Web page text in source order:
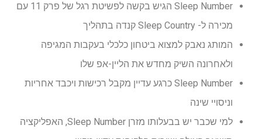
Sleep Number הגיש בקשה לפשיטת רגל של פרק 11 עם
מכירה ל- Sleep Country קנדה בתהליך
המותג נאבק למצוא ביטחון כלכלי בעקבות המגיפה
ולאחרונה השיק מחדש את הליין-אפ שלו
Sleep Number כרגע עדיין מקבל רכישות ויכבד אחריות
וניסויי שינה
למי שכבר יש בבעלותו מזרן Sleep Number, האפליקציה